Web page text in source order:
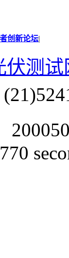
创新论坛|
伏测试